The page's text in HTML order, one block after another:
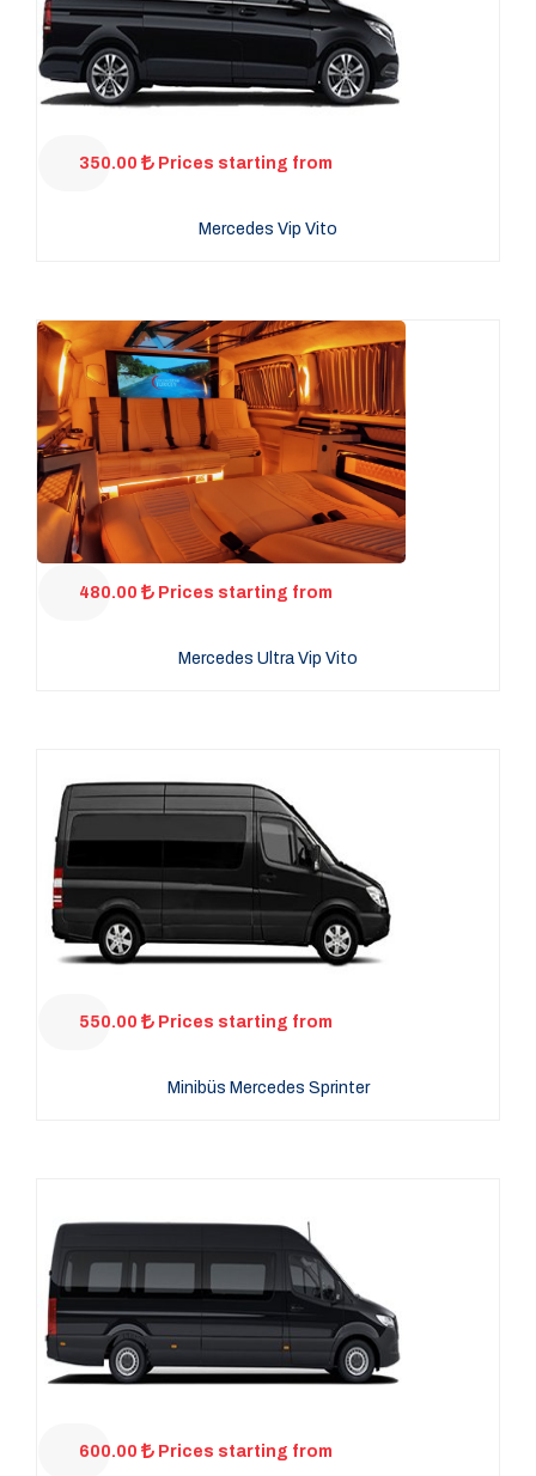
350.00 Prices starting from
Mercedes Vip Vito
480.00 Prices starting from
Mercedes Ultra Vip Vito
550.00 Prices starting from
Minibüs Mercedes Sprinter
600.00 Prices starting from